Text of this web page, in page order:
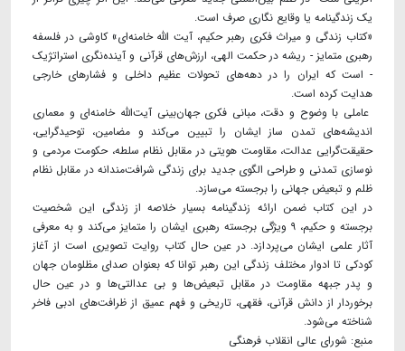
یک زندگینامه یا وقایع نگاری صرف است.
«کتاب زندگی و میراث فکری رهبر حکیم، آیت الله خامنه‌ای» کاوشی در فلسفه
رهبری متمایز - ریشه در حکمت الهی، ارزش‌های قرآنی و آینده‌نگری استراتژیک
- است که ایران را در دهه‌های تحولات عظیم داخلی و فشار‌های خارجی
هدایت کرده است.
عاملی با وضوح و دقت، مبانی فکری جهان‌بینی آیت‌الله خامنه‌ای و معماری
اندیشه‌های تمدن ساز ایشان را تبیین می‌کند و مضامین، توحید‌گرایی،
حقیقت‌گرایی عدالت، مقاومت هویتی در مقابل نظام سلطه، حکومت مردمی و
نوسازی تمدنی و طراحی الگوی جدید برای زندگی شرافت‌مندانه در مقابل نظام
ظلم و تبعیض جهانی را برجسته می‌سازد.
در این کتاب ضمن ارائه زندگینامه بسیار خلاصه از زندگی این شخصیت
برجسته و حکیم، ۹ ویژگی برجسته رهبری ایشان را متمایز می‌کند و به معرفی
آثار علمی ایشان می‌پردازد. در عین حال کتاب روایت تصویری است از آغاز
کودکی تا ادوار مختلف زندگی این رهبر توانا که بعنوان صدای مظلومان جهان
و پدر جبهه مقاومت در مقابل تبعیض‌ها و بی عدالتی‌ها و در عین حال
برخوردار از دانش قرآنی، فقهی، تاریخی و فهم عمیق از ظرافت‌های ادبی فاخر
شناخته می‌شود.
منبع: شورای عالی انقلاب فرهنگی